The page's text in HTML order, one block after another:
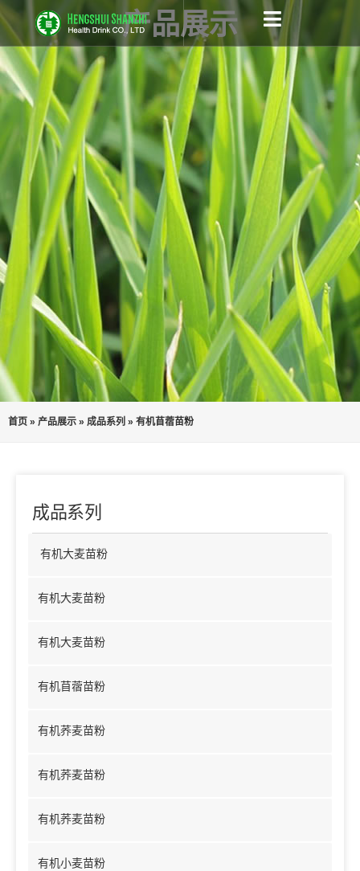
跳
至
内
容
产品展示
首页 » 产品展示 » 成品系列 » 有机苜蓿苗粉
成品系列
有机大麦苗粉
有机大麦苗粉
有机大麦苗粉
有机苜蓿苗粉
有机荞麦苗粉
有机荞麦苗粉
有机荞麦苗粉
有机小麦苗粉